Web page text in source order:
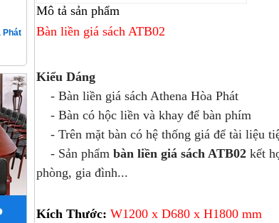
Mô tả sản phẩm
Bàn liền giá sách ATB02
Kiểu Dáng
- Bàn liền giá sách Athena Hòa Phát
- Bàn có hộc liền và khay để bàn phím
- Trên mặt bàn có hệ thống giá để tài liệu
- Sản phẩm bàn liền giá sách ATB02 kết
phòng, gia đình...
Kích Thước: W1200 x D680 x H1800 mm